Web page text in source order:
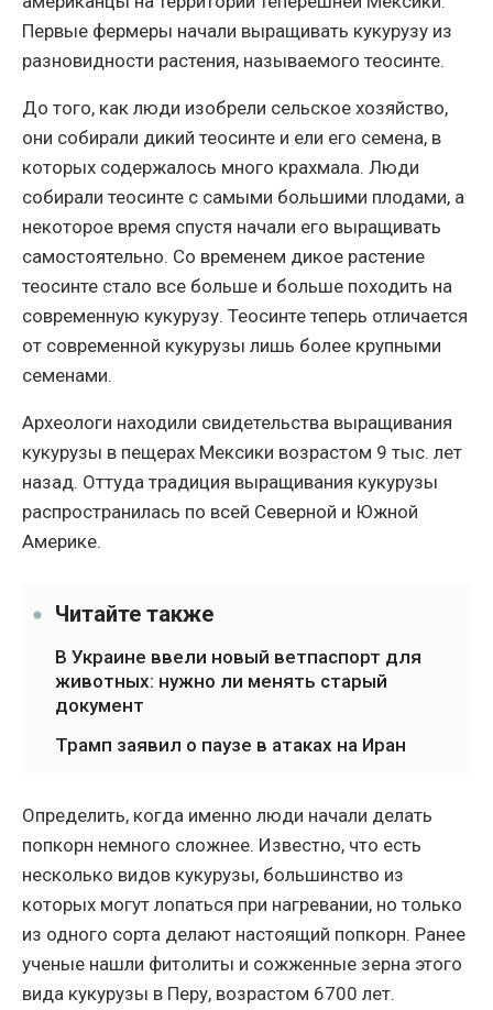
Первые фермеры начали выращивать кукурузу из
разновидности растения, называемого теосинте.
До того, как люди изобрели сельское хозяйство,
они собирали дикий теосинте и ели его семена, в
которых содержалось много крахмала. Люди
собирали теосинте с самыми большими плодами, а
некоторое время спустя начали его выращивать
самостоятельно. Со временем дикое растение
теосинте стало все больше и больше походить на
современную кукурузу. Теосинте теперь отличается
от современной кукурузы лишь более крупными
семенами.
Археологи находили свидетельства выращивания
кукурузы в пещерах Мексики возрастом 9 тыс. лет
назад. Оттуда традиция выращивания кукурузы
распространилась по всей Северной и Южной
Америке.
Читайте также
В Украине ввели новый ветпаспорт для
животных: нужно ли менять старый
документ
Трамп заявил о паузе в атаках на Иран
Определить, когда именно люди начали делать
попкорн немного сложнее. Известно, что есть
несколько видов кукурузы, большинство из
которых могут лопаться при нагревании, но только
из одного сорта делают настоящий попкорн. Ранее
ученые нашли фитолиты и сожженные зерна этого
вида кукурузы в Перу, возрастом 6700 лет.